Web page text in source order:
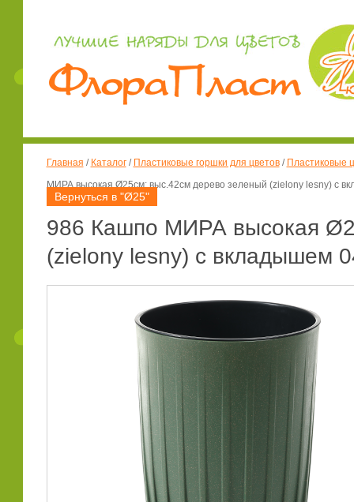
Главная / Каталог/ Пластиковые горшки для цветов/ Пластиковые
МИРА высокая Ø25см; выс.42см дерево зеленый (zielony lesny) с
Вернуться в "Ø25"
986 Кашпо МИРА высокая
(zielony lesny) с вкладышем